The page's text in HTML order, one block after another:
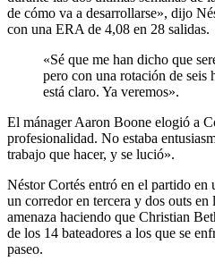
de cómo va a desarrollarse», dijo
con una ERA de 4,08 en 28 salidas.
«Sé que me han dicho que
pero con una rotación de seis
está claro. Ya veremos».
El mánager Aaron Boone elogió a
profesionalidad. No estaba
trabajo que hacer, y se lució».
Néstor Cortés entró en el partido en
un corredor en tercera y dos outs
amenaza haciendo que Christian
de los 14 bateadores a los que se
paseo.